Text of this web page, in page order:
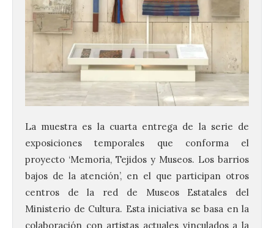
La muestra es la cuarta entrega de la serie de
exposiciones temporales que conforma el
proyecto ‘Memoria, Tejidos y Museos. Los barrios
bajos de la atención’, en el que participan otros
centros de la red de Museos Estatales del
Ministerio de Cultura. Esta iniciativa se basa en la
colaboración con artistas actuales vinculados a la